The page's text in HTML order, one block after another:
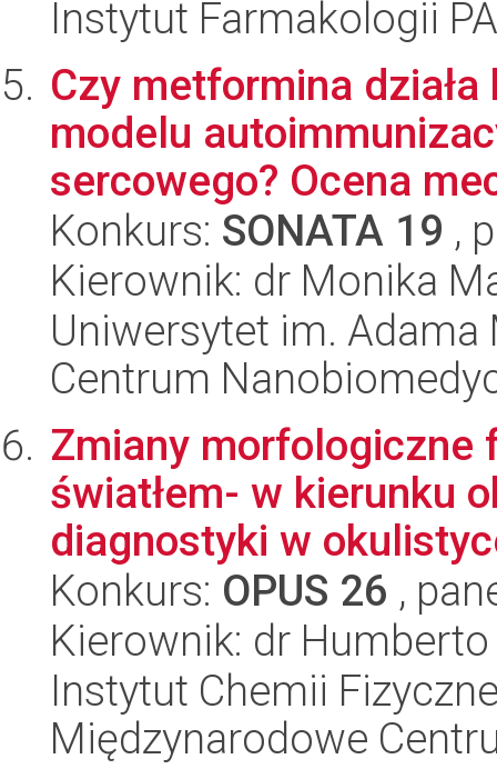
Instytut Farmakologii
Czy metformina
modelu
sercowego? Ocena
Konkurs: SONATA 19 ,
Kierownik: dr Monika
Uniwersytet im.
Centrum
Zmiany morfologiczne
światłem- w kierunku
diagnostyki w
Konkurs: OPUS 26 ,
Kierownik: dr
Instytut Chemii
Międzynarodowe